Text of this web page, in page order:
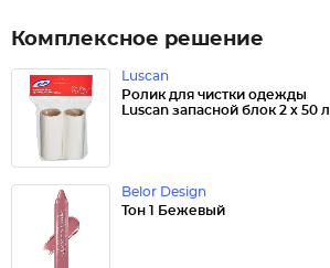
Комплексное решение
Luscan
Ролик для чистки одежды
Luscan запасной блок 2 х 50 л
Belor Design
Тон 1 Бежевый